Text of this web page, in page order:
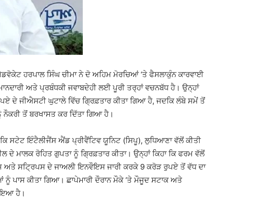
ਹਰਪਾਲ ਸਿੰਘ ਚੀਮਾ ਨੇ ਦੋ ਅਹਿਮ ਮੋਰਚਿਆਂ ‘ਤੇ ਫੈਸਲਾਕੁੰਨ ਕਾਰਵਾਈ
ਅਤੇ ਪ੍ਰਬੰਧਕੀ ਜਵਾਬਦੇਹੀ ਲਈ ਪੂਰੀ ਤਰ੍ਹਾਂ ਵਚਨਬੱਧ ਹੈ। ਉਨ੍ਹਾਂ
ਦੇ ਜੀਐਸਟੀ ਘੁਟਾਲੇ ਵਿੱਚ ਗ੍ਰਿਫ਼ਤਾਰ ਕੀਤਾ ਗਿਆ ਹੈ, ਜਦਕਿ ਲੰਬੇ ਸਮੇਂ ਤੋਂ
ਤੋਂ ਬਰਖਾਸਤ ਕਰ ਦਿੱਤਾ ਗਿਆ ਹੈ।
ਸਟੇਟ ਇੰਟੈਲੀਜੈਂਸ ਐਂਡ ਪ੍ਰੀਵੈਂਟਿਵ ਯੂਨਿਟ (ਸਿਪੂ), ਲੁਧਿਆਣਾ ਵੱਲੋਂ ਕੀਤੀ
ਮਾਲਕ ਰੋਹਿਤ ਗੁਪਤਾ ਨੂੰ ਗ੍ਰਿਫ਼ਤਾਰ ਕੀਤਾ। ਉਨ੍ਹਾਂ ਕਿਹਾ ਕਿ ਫਰਮ ਵੱਲੋਂ
ਸਟ੍ਰਿਪਸ ਦੇ ਜਾਅਲੀ ਇਨਵੌਇਸ ਜਾਰੀ ਕਰਕੇ 9 ਕਰੋੜ ਰੁਪਏ ਤੋਂ ਵੱਧ ਦਾ
ਪਾਸ ਕੀਤਾ ਗਿਆ। ਛਾਪੇਮਾਰੀ ਦੌਰਾਨ ਮੌਕੇ ‘ਤੇ ਮੌਜੂਦ ਸਟਾਕ ਅਤੇ
ਹੈ।